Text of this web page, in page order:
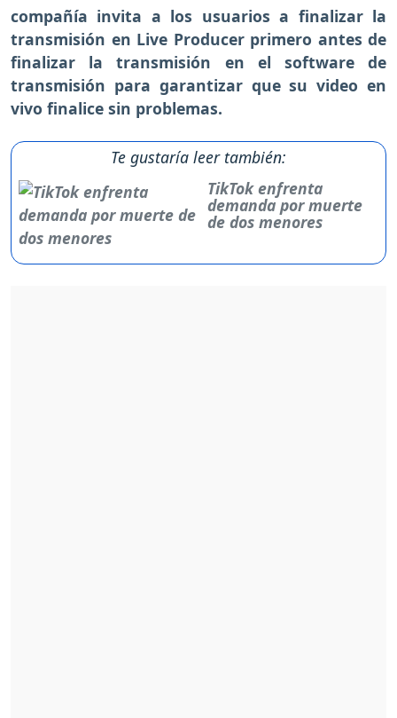
compañía invita a los usuarios a finalizar la
transmisión en Live Producer primero antes de
finalizar la transmisión en el software de
transmisión para garantizar que su video en
vivo finalice sin problemas.
Te gustaría leer también:
TikTok enfrenta
demanda por muerte
de dos menores